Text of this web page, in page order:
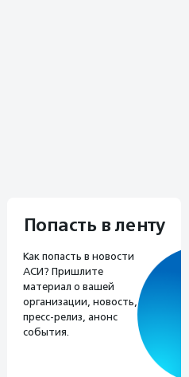
Попасть в ленту
Как попасть в новости
АСИ? Пришлите
материал о вашей
организации, новость,
пресс-релиз, анонс
события.